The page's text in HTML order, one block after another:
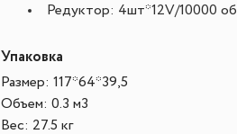
Редуктор: 4шт*12V/10000 об
Упаковка
Размер: 117*64*39,5
Объем: 0.3 м3
Вес: 27.5 кг